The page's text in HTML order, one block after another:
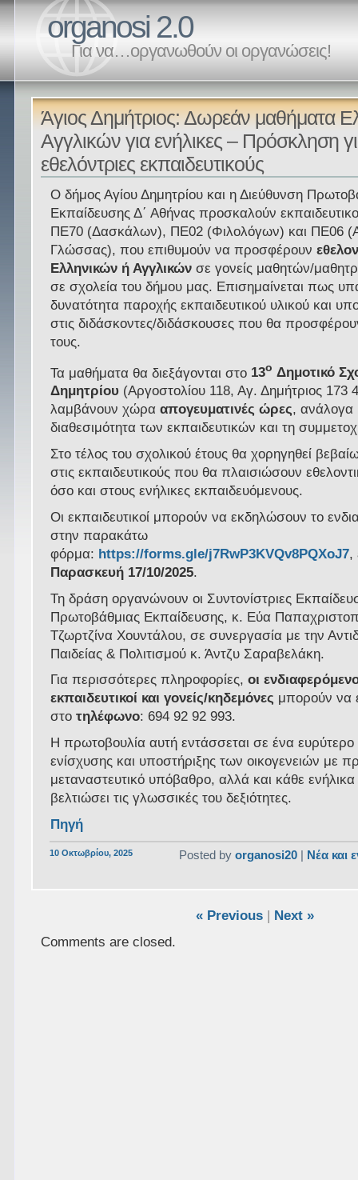
organosi 2.0
Για να…οργανωθούν οι οργανώσεις!
Άγιος Δημήτριος: Δωρεάν μαθήματα
Αγγλικών για ενήλικες – Πρόσκληση
εθελόντριες εκπαιδευτικούς
Ο δήμος Αγίου Δημητρίου και η Διεύθυνση
Εκπαίδευσης Δ΄ Αθήνας προσκαλούν
ΠΕ70 (Δασκάλων), ΠΕ02 (Φιλολόγων) και ΠΕ06
Γλώσσας), που επιθυμούν να προσφέρουν
Ελληνικών ή Αγγλικών σε γονείς μαθητών/
σε σχολεία του δήμου μας. Επισημαίνεται πως
δυνατότητα παροχής εκπαιδευτικού υλικού και
στις διδάσκοντες/διδάσκουσες που θα
τους.
Τα μαθήματα θα διεξάγονται στο 13ο Δημοτικό
Δημητρίου (Αργοστολίου 118, Αγ. Δημήτριος 173
λαμβάνουν χώρααπογευματινές ώρες, ανάλογα
διαθεσιμότητα των εκπαιδευτικών και τη
Στο τέλος του σχολικού έτους θα χορηγηθεί
στις εκπαιδευτικούς που θα πλαισιώσουν
όσο και στους ενήλικες εκπαιδευόμενους.
Οι εκπαιδευτικοί μπορούν να εκδηλώσουν το
στην παρακάτω
φόρμα: https://forms.gle/j7RwP3KVQv8PQXoJ7,
Παρασκευή 17/10/2025.
Τη δράση οργανώνουν οι Συντονίστριες
Πρωτοβάθμιας Εκπαίδευσης, κ. Εύα
Τζωρτζίνα Χουντάλου, σε συνεργασία με την
Παιδείας & Πολιτισμού κ. Άντζυ Σαραβελάκη.
Για περισσότερες πληροφορίες,οι
εκπαιδευτικοί και γονείς/κηδεμόνες μπορούν να
στοτηλέφωνο: 694 92 92 993.
Η πρωτοβουλία αυτή εντάσσεται σε ένα ευρύτερο
ενίσχυσης και υποστήριξης των οικογενειών με
μεταναστευτικό υπόβαθρο, αλλά και κάθε
βελτιώσει τις γλωσσικές του δεξιότητες.
Πηγή
10 Οκτωβρίου, 2025 Posted byorganosi20 | Νέα και
« Previous| Next »
Comments are closed.